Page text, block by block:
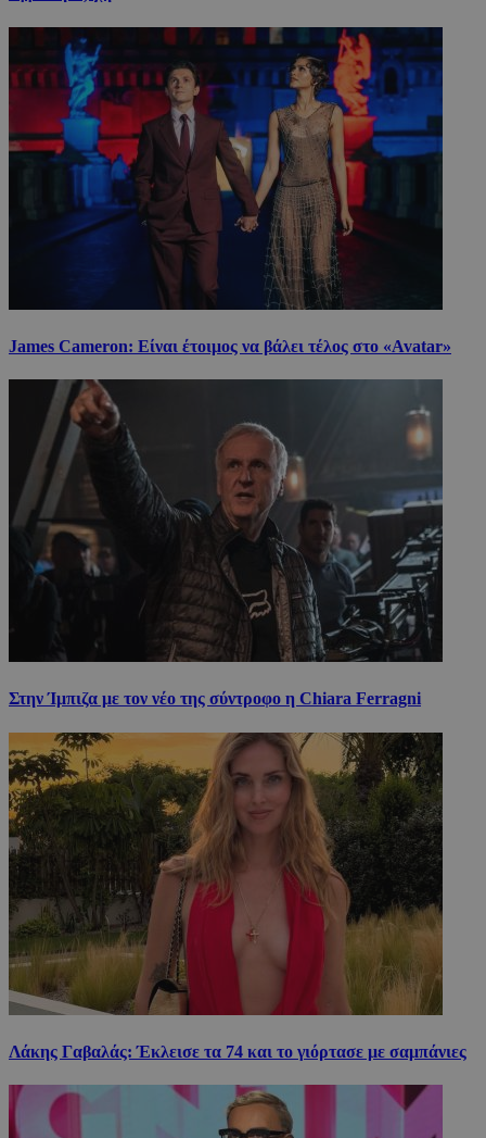
James Cameron: Είναι έτοιμος να βάλει τέλος στο «Avatar»
Στην Ίμπιζα με τον νέο της σύντροφο η Chiara Ferragni
Λάκης Γαβαλάς: Έκλεισε τα 74 και το γιόρτασε με σαμπάνιες